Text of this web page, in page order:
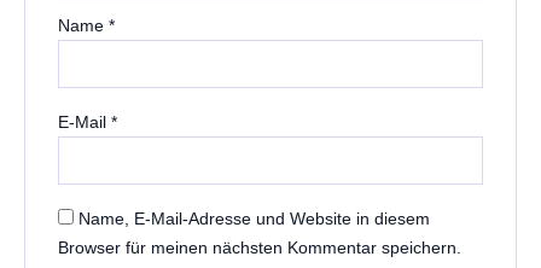
Name *
E-Mail *
Name, E-Mail-Adresse und Website in diesem
Browser für meinen nächsten Kommentar speichern.